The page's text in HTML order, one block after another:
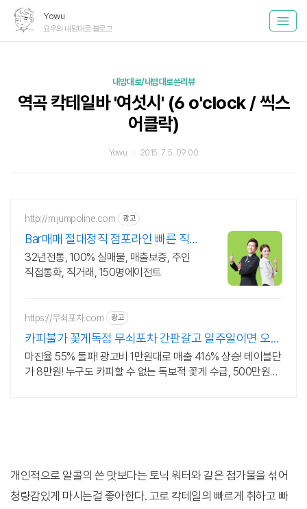
Yowu
요우의 내맘대로 블로그
내맘대로/내맘대로쓴리뷰
역곡 칵테일바 '여섯시' (6 o'clock / 씩스
어클락)
Yowu 2015. 7. 5. 09:00
http://m.jumpoline.com 광고
Bar매매 절대정직 점포라인 빠른 직거
래 & 안전중개거래
32년전통, 100% 실매물, 매출보증, 주인
직접통화, 직거래, 150명에이전트
https://무쇠포차.com 광고
카피불가 꽃게독점 무쇠포차 간판갈고 일주일이면 오픈
가능
마진율 55% 돌파! 광고비 1만원대로 매출 416% 상승! 테이블단
가 8만원! 누구도 카피할 수 없는 독보적 꽃게 수급, 500만원대
개인적으로 알콜의 쓴 맛보다는 토닉 워터와 같은 첨가물을 섞어
청량감있게 마시는걸 좋아한다. 고로 칵테일의 빠르게 취하고 빠